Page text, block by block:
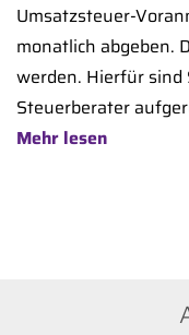
Umsatzsteuer-
monatlich abgeben.
werden. Hierfür
Steuerberater
Mehr lesen